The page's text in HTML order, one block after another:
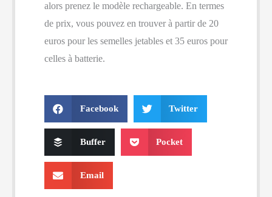
alors prenez le modèle rechargeable. En termes
de prix, vous pouvez en trouver à partir de 20
euros pour les semelles jetables et 35 euros pour
celles à batterie.
Facebook Twitter
Buffer Pocket
Email